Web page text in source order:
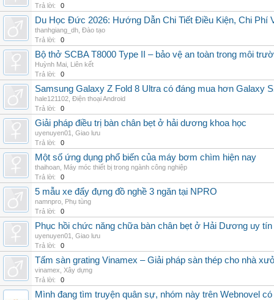
Trả lời:
0
Du Học Đức 2026: Hướng Dẫn Chi Tiết Điều Kiện, Chi Phí
thanhgiang_dh Đào tạo
Trả lời:
0
Bộ thở SCBA T8000 Type II – bảo vệ an toàn trong môi
Huỳnh Mai Liên kết
Trả lời:
0
Samsung Galaxy Z Fold 8 Ultra có đáng mua hơn Galaxy
hale121102 Điện thoại Android
Trả lời:
0
Giải pháp điều trị bàn chân bẹt ở hải dương khoa học
uyenuyen01
Giao lưu
Trả lời:
0
Một số ứng dụng phổ biến của máy bơm chìm hiện nay
thaihoan Máy móc thiết bị trong ngành công nghiệp
Trả lời:
0
5 mẫu xe đẩy đựng đồ nghề 3 ngăn tại NPRO
namnpro Phụ tùng
Trả lời:
0
Phục hồi chức năng chữa bàn chân bẹt ở Hải Dương uy tín
uyenuyen01
Giao lưu
Trả lời:
0
Tấm sàn grating Vinamex – Giải pháp sàn thép cho nhà
vinamex
Xây dựng
Trả lời:
0
Mình đang tìm truyện quân sự, nhóm này trên Webnovel